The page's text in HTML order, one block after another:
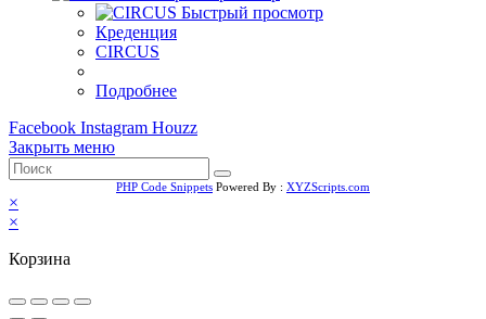
Быстрый просмотр
Креденция
CIRCUS
Подробнее
Facebook Instagram Houzz
Закрыть меню
PHP Code Snippets Powered By : XYZScripts.com
×
×
Корзина